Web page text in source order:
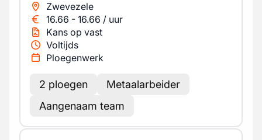
Zwevezele
16.66 - 16.66 / uur
Kans op vast
Voltijds
Ploegenwerk
2 ploegen
Metaalarbeider
Aangenaam team